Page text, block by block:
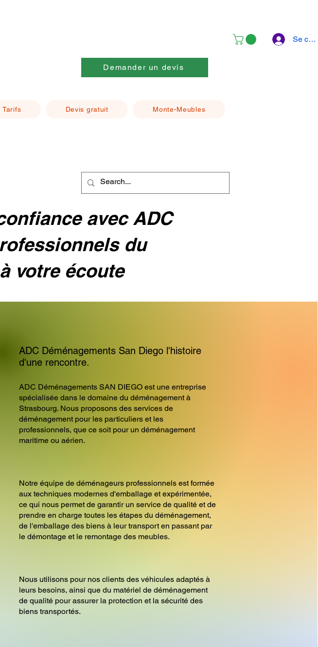
Se
Demander un devis
Tarifs Devis gratuit Monte-Meubles
avec ADC
du
votre écoute
ADC Déménagements San Diego l'histoire
d'une rencontre.
ADC Déménagements SAN DIEGO est une entreprise
spécialisée dans le domaine du déménagement à
Strasbourg. Nous proposons des services de
déménagement pour les particuliers et les
professionnels, que ce soit pour un déménagement
maritime ou aérien.
Notre équipe de déménageurs professionnels est formée
aux techniques modernes d'emballage et expérimentée,
ce qui nous permet de garantir un service de qualité et de
prendre en charge toutes les étapes du déménagement,
de l'emballage des biens à leur transport en passant par
le démontage et le remontage des meubles.
Nous utilisons pour nos clients des véhicules adaptés à
leurs besoins, ainsi que du matériel de déménagement
de qualité pour assurer la protection et la sécurité des
biens transportés.